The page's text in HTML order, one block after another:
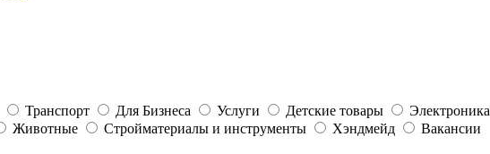
Транспорт Для Бизнеса Услуги Детские товары Электроника
Животные Стройматериалы и инструменты Хэндмейд
Вакансии